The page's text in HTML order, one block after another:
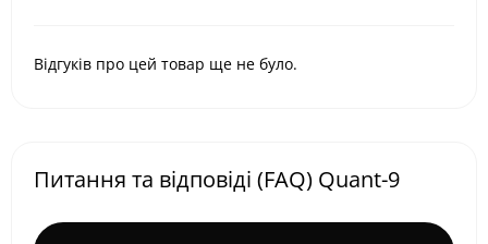
Відгуків про цей товар ще не було.
Питання та відповіді (FAQ) Quant-9